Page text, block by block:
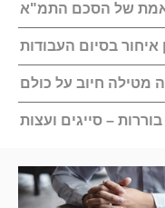
האמת של הסכם התמ"א
איחור בסיום העבודות
מטילה חיוב על כולם
– סייגים ועצות